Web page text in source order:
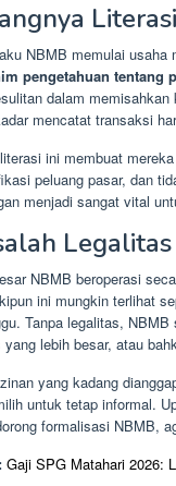
NBMB memulai usaha
pengetahuan tentang
dalam
mencatat transaksi
ini membuat
peluang pasar, dan
menjadi sangat vital
NBMB beroperasi
ini mungkin terlihat
Tanpa legalitas,
lebih besar, atau
yang kadang
untuk tetap informal.
formalisasi NBMB,
Gaji SPG Matahari 2026: